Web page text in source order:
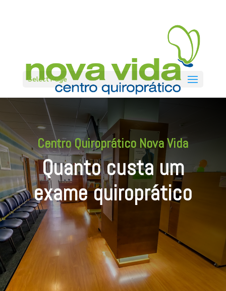
Select Page
Centro Quiroprático Nova Vida
Quanto custa um
exame quiroprático